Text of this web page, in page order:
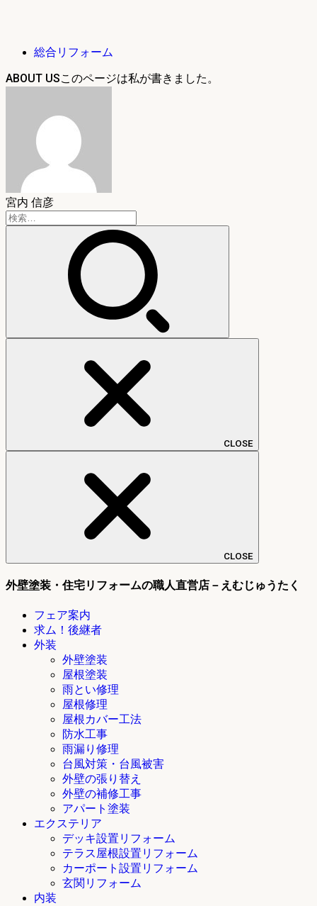
総合リフォーム
ABOUT US
宮内 信彦
検
索:
CLOSE
CLOSE
外壁塗装・住宅リフォームの職人直営店－えむじゅうたく
フェア案内
求ム！後継者
外装
外壁塗装
屋根塗装
雨とい修理
屋根修理
屋根カバー工法
防水工事
雨漏り修理
台風対策・台風被害
外壁の張り替え
外壁の補修工事
アパート塗装
エクステリア
デッキ設置リフォーム
テラス屋根設置リフォーム
カーポート設置リフォーム
玄関リフォーム
内装